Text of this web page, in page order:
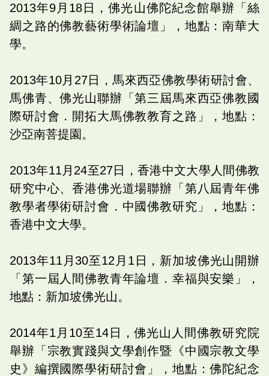
2013年9月18日，佛光山佛陀紀念館舉辦「絲
綢之路的佛教藝術學術論壇」，地點：南華大
學。
2013年10月27日，馬來西亞佛教學術研討會、
馬佛青、佛光山聯辦「第三屆馬來西亞佛教國
際研討會．開拓大馬佛教教育之路」，地點：
沙亞南菩提園。
2013年11月24至27日，香港中文大學人間佛教
研究中心、香港佛光道場聯辦「第八屆青年佛
教學者學術研討會．中國佛教研究」，地點：
香港中文大學。
2013年11月30至12月1日，新加坡佛光山開辦
「第一屆人間佛教青年論壇．幸福與安樂」，
地點：新加坡佛光山。
2014年1月10至14日，佛光山人間佛教研究院
舉辦「宗教實踐與文學創作暨《中國宗教文學
史》編撰國際學術研討會」，地點：佛陀紀念